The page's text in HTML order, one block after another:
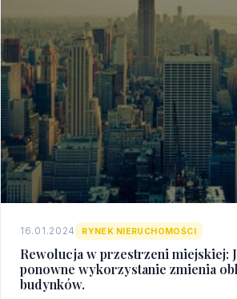
16.01.2024 RYNEK NIERUCHOMOŚCI
Rewolucja w przestrzeni miejskiej:
ponowne wykorzystanie zmienia
budynków.